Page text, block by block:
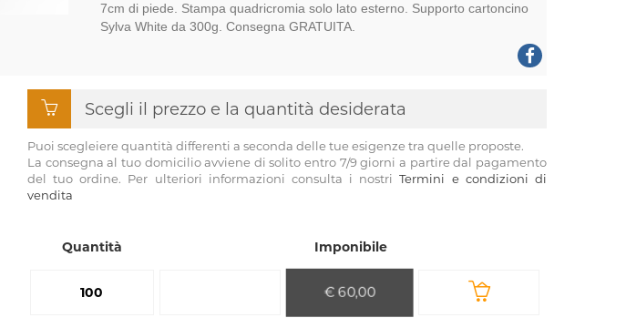
7cm di piede. Stampa quadricromia solo lato esterno. Supporto cartoncino
Sylva White da 300g. Consegna GRATUITA.
Scegli il prezzo e la quantità desiderata
Puoi scegleiere quantità differenti a seconda delle tue esigenze tra quelle proposte.
La consegna al tuo domicilio avviene di solito entro 7/9 giorni a partire dal pagamento
del tuo ordine. Per ulteriori informazioni consulta i nostriTermini e condizioni di
vendita
Quantità Imponibile
100 € 60,00